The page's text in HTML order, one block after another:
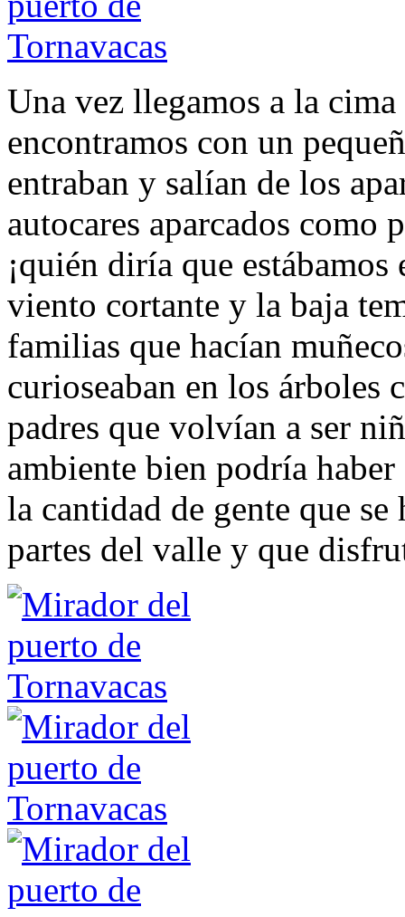
Una vez llegamos a la
encontramos con un
entraban y salían de los
autocares aparcados como
¡quién diría que
viento cortante y la baja
familias que hacían
curioseaban en los árboles
padres que volvían a ser
ambiente bien podría
la cantidad de gente que
partes del valle y que